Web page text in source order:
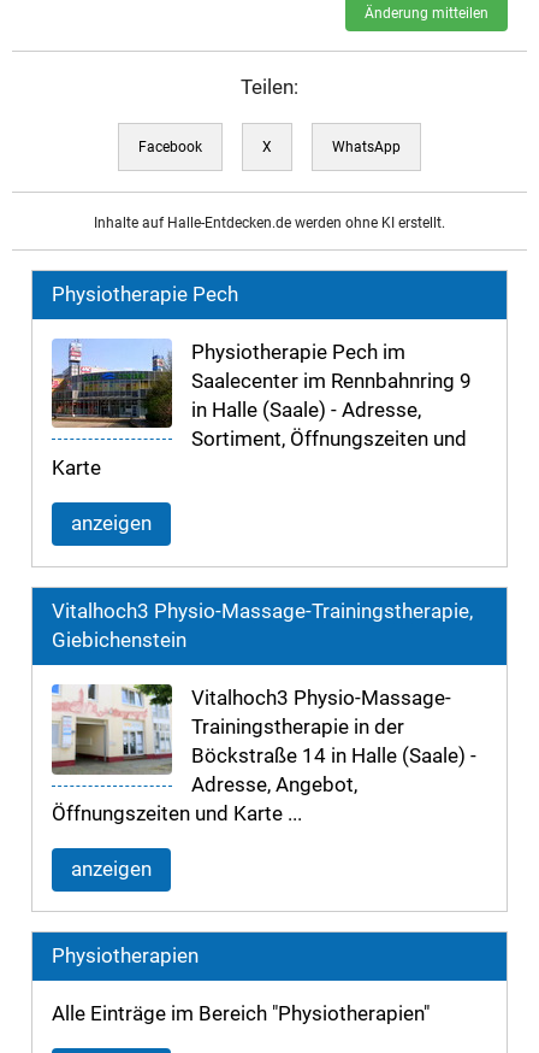
Änderung mitteilen
Teilen:
Facebook X WhatsApp
Inhalte auf Halle-Entdecken.de werden ohne KI erstellt.
Physiotherapie Pech
Physiotherapie Pech im
Saalecenter im Rennbahnring 9
in Halle (Saale) - Adresse,
Sortiment, Öffnungszeiten und
Karte
anzeigen
Vitalhoch3 Physio-Massage-Trainingstherapie,
Giebichenstein
Vitalhoch3 Physio-Massage-
Trainingstherapie in der
Böckstraße 14 in Halle (Saale) -
Adresse, Angebot,
Öffnungszeiten und Karte ...
anzeigen
Physiotherapien
Alle Einträge im Bereich "Physiotherapien"